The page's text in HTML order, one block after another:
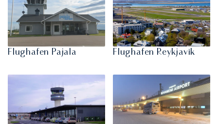
Flughafen Pajala Flughafen Reykjavik